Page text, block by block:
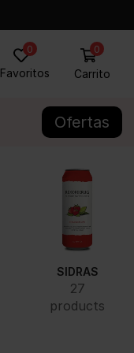
0
Favoritos
0
Carrito
Ofertas
SIDRAS
27
products